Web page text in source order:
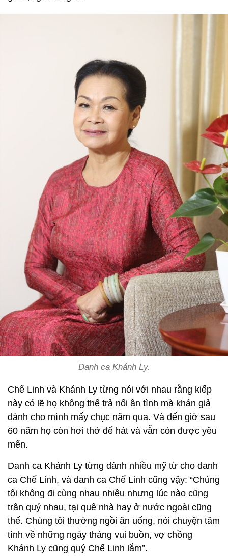
Danh ca Khánh Ly.
Chế Linh và Khánh Ly từng nói với nhau rằng kiếp
này có lẽ họ không thể trả nổi ân tình mà khán giả
dành cho mình mấy chục năm qua. Và đến giờ sau
60 năm họ còn hơi thở để hát và vẫn còn được yêu
mến.
Danh ca Khánh Ly từng dành nhiều mỹ từ cho danh
ca Chế Linh, và danh ca Chế Linh cũng vậy: “Chúng
tôi không đi cùng nhau nhiều nhưng lúc nào cũng
trân quý nhau, tại quê nhà hay ở nước ngoài cũng
thế. Chúng tôi thường ngồi ăn uống, nói chuyện tâm
tình về những ngày tháng vui buồn, vợ chồng
Khánh Ly cũng quý Chế Linh lắm”.